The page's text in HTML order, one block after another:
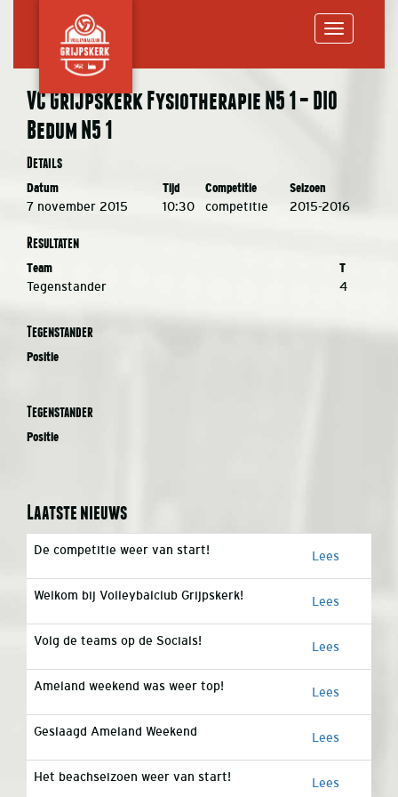
VC Grijpskerk Fysiotherapie N5 1 – DIO
Bedum N5 1
Details
Datum Tijd Competitie Seizoen
7 november 2015 10:30 competitie 2015-2016
Resultaten
Team T
Tegenstander 4
Tegenstander
Positie
Tegenstander
Positie
Laatste nieuws
De competitie weer van start! Lees
Welkom bij Volleybalclub Grijpskerk! Lees
Volg de teams op de Socials! Lees
Ameland weekend was weer top! Lees
Geslaagd Ameland Weekend Lees
Het beachseizoen weer van start! Lees